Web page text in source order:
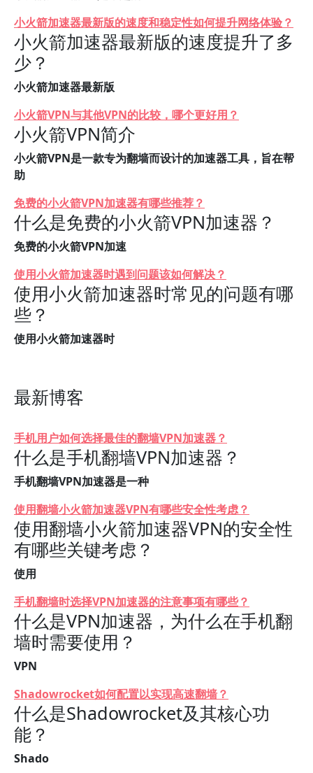
小火箭加速器最新版的速度和稳定性如何提升网络体验？
小火箭加速器最新版的速度提升了多
少？
小火箭加速器最新版
小火箭VPN与其他VPN的比较，哪个更好用？
小火箭VPN简介
小火箭VPN是一款专为翻墙而设计的加速器工具，旨在帮
助
免费的小火箭VPN加速器有哪些推荐？
什么是免费的小火箭VPN加速器？
免费的小火箭VPN加速
使用小火箭加速器时遇到问题该如何解决？
使用小火箭加速器时常见的问题有哪
些？
使用小火箭加速器时
最新博客
手机用户如何选择最佳的翻墙VPN加速器？
什么是手机翻墙VPN加速器？
手机翻墙VPN加速器是一种
使用翻墙小火箭加速器VPN有哪些安全性考虑？
使用翻墙小火箭加速器VPN的安全性
有哪些关键考虑？
使用
手机翻墙时选择VPN加速器的注意事项有哪些？
什么是VPN加速器，为什么在手机翻
墙时需要使用？
VPN
Shadowrocket如何配置以实现高速翻墙？
什么是Shadowrocket及其核心功
能？
Shado